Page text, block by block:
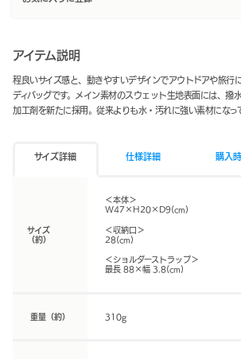
アイテム説明
程良いサイズ感と、動きやすいデザインでアウトドアや旅行
ディバッグです。メイン素材のスウェット生地表面には、撥
加工剤を新たに採用。従来よりも水・汚れに強い素材になっ
サイズ詳細 仕様詳細 購入
サイズ
（約）
＜本体＞
W47×H20×D9(cm)
＜収納口＞
28(cm)
＜ショルダーストラップ＞
最長 88×幅 3.8(cm)
重量（約） 310g